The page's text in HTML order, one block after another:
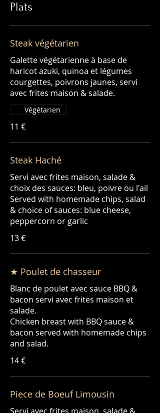
Plats
Steak végétarien
Galette végétarienne à base de
haricot azuki, quinoa et légumes
courgettes, poivrons jaunes, servi
avec frites maison & salade.
11 €
Végétarien
Steak Haché
Servi avec frites maison, salade &
choix des sauces: bleu, poivre ou l'ail
Served with homemade chips, salad
& choice of sauces: blue cheese,
peppercorn or garlic
13 €
★ Poulet de chasseur
Blanc de poulet avec sauce BBQ &
bacon servi avec frites maison et
salade.
Chicken breast with BBQ sauce &
bacon served with homemade chips
and salad.
14 €
Piece de Boeuf Limousin